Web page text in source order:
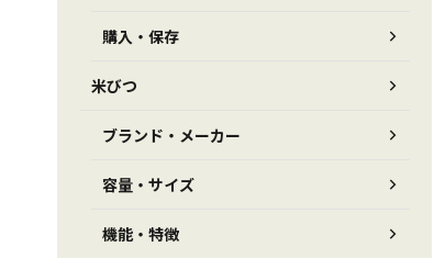
購入・保存
米びつ
ブランド・メーカー
容量・サイズ
機能・特徴